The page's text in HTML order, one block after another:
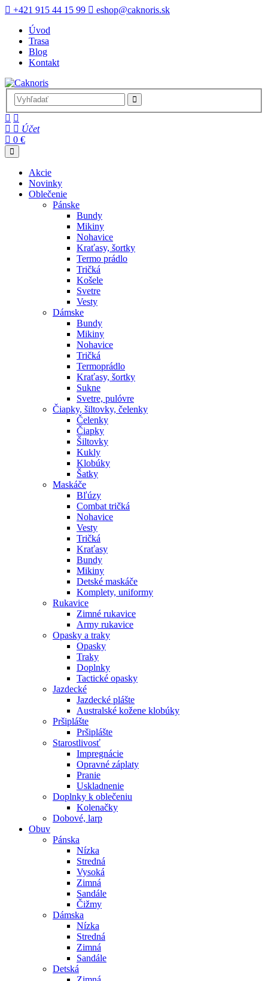
+421 915 44 15 99
eshop@caknoris.sk
Úvod
Trasa
Blog
Kontakt
Účet
0 €
Akcie
Novinky
Oblečenie
Pánske
Bundy
Mikiny
Nohavice
Kraťasy, šortky
Termo prádlo
Tričká
Košele
Svetre
Vesty
Dámske
Bundy
Mikiny
Nohavice
Tričká
Termoprádlo
Kraťasy, šortky
Sukne
Svetre, pulóvre
Čiapky, šiltovky, čelenky
Čelenky
Čiapky
Šiltovky
Kukly
Klobúky
Šatky
Maskáče
Bľúzy
Combat tričká
Nohavice
Vesty
Tričká
Kraťasy
Bundy
Mikiny
Detské maskáče
Komplety, uniformy
Rukavice
Zimné rukavice
Army rukavice
Opasky a traky
Opasky
Traky
Doplnky
Tactické opasky
Jazdecké
Jazdecké plášte
Australské kožene klobúky
Pršiplášte
Pršiplášte
Starostlivosť
Impregnácie
Opravné záplaty
Pranie
Uskladnenie
Doplnky k oblečeniu
Kolenačky
Dobové, larp
Obuv
Pánska
Nízka
Stredná
Vysoká
Zimná
Sandále
Čižmy
Dámska
Nízka
Stredná
Zimná
Sandále
Detská